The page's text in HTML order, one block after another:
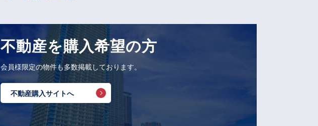
不動産を購入希望の方
会員様限定の物件も多数掲載しております。
不動産購入サイトへ